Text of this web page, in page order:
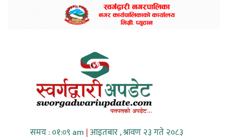
समय : ०१:०९ am |आइतबार , श्रावण २३ गते २०८३